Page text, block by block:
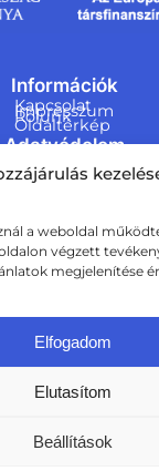
a weboldal
végzett
megjelenítése
Elfogadom
Elutasítom
Beállítások
Információk
Kapcsolat
Impresszum
Rólunk
Oldaltérkép
Adatvédelem
nyilatkozat